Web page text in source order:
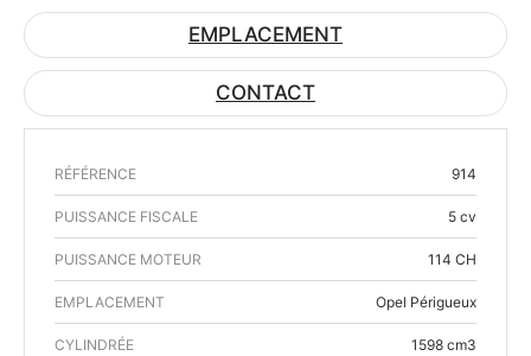
EMPLACEMENT
CONTACT
RÉFÉRENCE 914
PUISSANCE FISCALE 5 cv
PUISSANCE MOTEUR 114 CH
EMPLACEMENT Opel Périgueux
CYLINDRÉE 1598 cm3